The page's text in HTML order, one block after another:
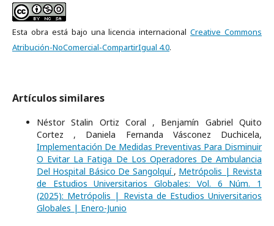
Esta obra está bajo una licencia internacionalCreative Commons
Atribución-NoComercial-CompartirIgual 4.0.
Artículos similares
Néstor Stalin Ortiz Coral , Benjamín Gabriel Quito
Cortez , Daniela Fernanda Vásconez Duchicela,
Implementación De Medidas Preventivas Para Disminuir
O Evitar La Fatiga De Los Operadores De Ambulancia
Del Hospital Básico De Sangolquí , Metrópolis | Revista
de Estudios Universitarios Globales: Vol. 6 Núm. 1
(2025): Metrópolis | Revista de Estudios Universitarios
Globales | Enero-Junio